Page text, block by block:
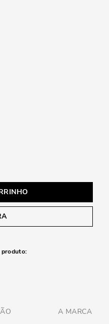
produto:
A MARCA